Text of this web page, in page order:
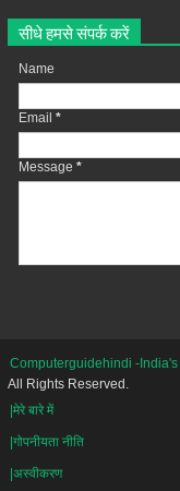
सीधे हमसे संपर्क करें
Name
Email *
Message *
Computerguidehindi -
All Rights Reserved.
|मेरे बारे में
|गोपनीयता नीति
|अस्वीकरण